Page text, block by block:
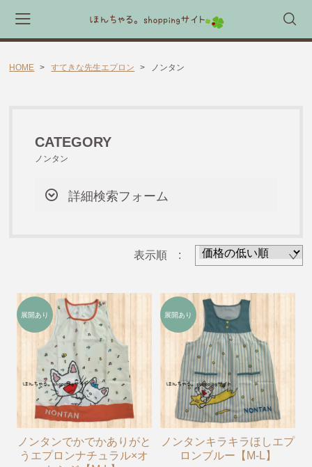
🎈送料無料 アイテム🎈
ほんちゃる。セレクトギフト
【掘り出し物商品】
【Caféスタイル】
【帽子】
【小物】
【チュニティー・ポロシャツ・Tシャツ・長袖Tシャ
ツ・ジャージ】
【オリジナル抗菌割烹着(はらぺこあおむし・くまのが
っこう)】
HOME すてきな先生エプロン ノンタン
CATEGORY
ノンタン
詳細検索フォーム
表示順 :
ノンタンでかでかありがと
うエプロンナチュラル×オ
ノンタンキラキラほしエプ
ロンブルー【M-L】